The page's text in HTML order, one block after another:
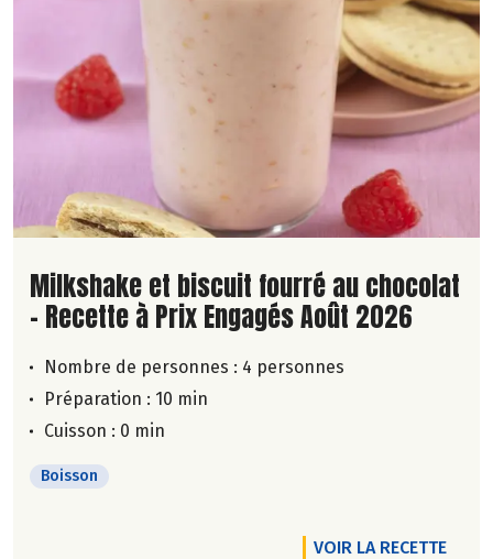
Lire la suite de la recette
Milkshake et biscuit fourré au chocolat
- Recette à Prix Engagés Août 2026
Nombre de personnes : 4 personnes
Préparation : 10 min
Cuisson : 0 min
Boisson
VOIR LA RECETTE